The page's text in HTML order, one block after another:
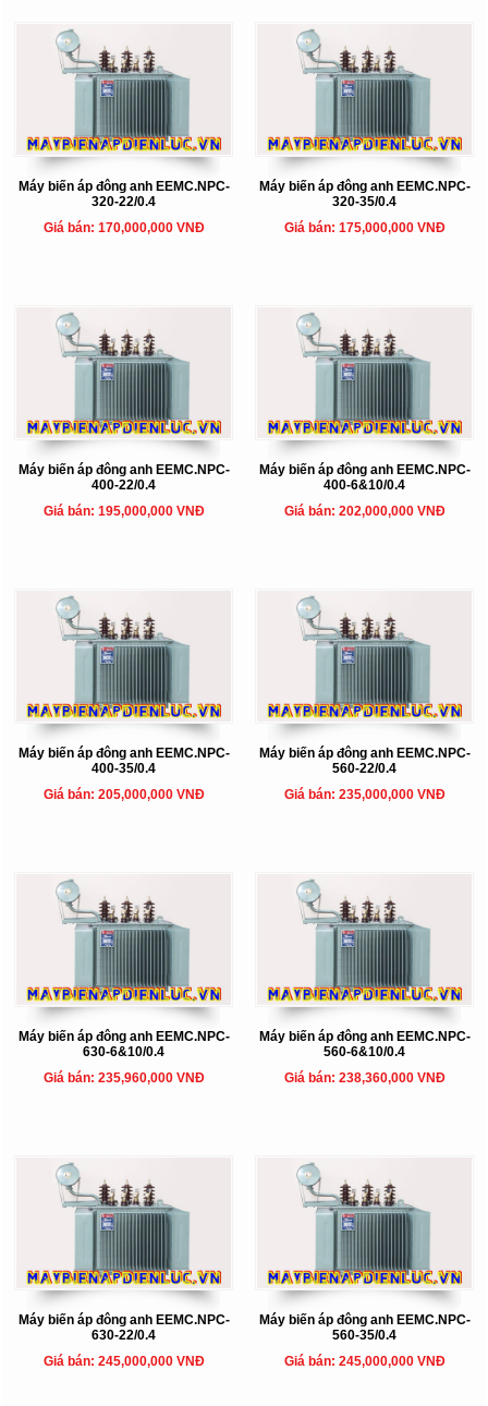
Máy biến áp đông anh EEMC.NPC-
320-22/0.4
Giá bán: 170,000,000 VNĐ
Máy biến áp đông anh EEMC.NPC-
320-35/0.4
Giá bán: 175,000,000 VNĐ
Máy biến áp đông anh EEMC.NPC-
400-22/0.4
Giá bán: 195,000,000 VNĐ
Máy biến áp đông anh EEMC.NPC-
400-6&10/0.4
Giá bán: 202,000,000 VNĐ
Máy biến áp đông anh EEMC.NPC-
400-35/0.4
Giá bán: 205,000,000 VNĐ
Máy biến áp đông anh EEMC.NPC-
560-22/0.4
Giá bán: 235,000,000 VNĐ
Máy biến áp đông anh EEMC.NPC-
630-6&10/0.4
Giá bán: 235,960,000 VNĐ
Máy biến áp đông anh EEMC.NPC-
560-6&10/0.4
Giá bán: 238,360,000 VNĐ
Máy biến áp đông anh EEMC.NPC-
630-22/0.4
Giá bán: 245,000,000 VNĐ
Máy biến áp đông anh EEMC.NPC-
560-35/0.4
Giá bán: 245,000,000 VNĐ